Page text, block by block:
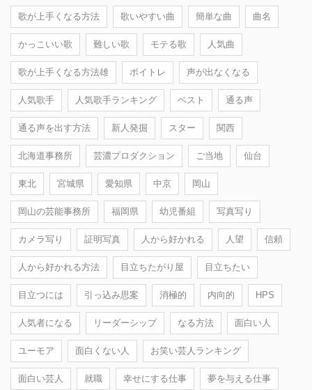
歌が上手くなる方法 歌いやすい曲 簡単な曲 曲名
かっこいい歌 難しい歌 モテる歌 人気曲
歌が上手くなる方法雄 ボイトレ 声が出なくなる
人気歌手 人気歌手ランキング ベスト 通る声
通る声を出す方法 新人発掘 スター 関西
北海道事務所 芸濃プロダクション ご当地 仙台
東北 宮城県 愛知県 中京 岡山
岡山の芸能事務所 福岡県 幼児番組 写真写り
カメラ写り 証明写真 人から好かれる 人望 信頼
人から好かれる方法 目立ちたがり屋 目立ちたい
目立つには 引っ込み思案 消極的 内向的 HPS
人気者になる リーダーシップ なる方法 面白い人
ユーモア 面白くない人 お笑い芸人ランキング
面白い芸人 就職 幸せにする仕事 夢を与える仕事